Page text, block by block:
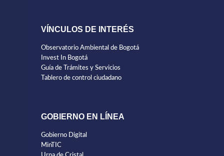
VÍNCULOS DE INTERÉS
Observatorio Ambiental de Bogotá
Invest In Bogotá
Guía de Trámites y Servicios
Tablero de control ciudadano
GOBIERNO EN LÍNEA
Gobierno Digital
MinTIC